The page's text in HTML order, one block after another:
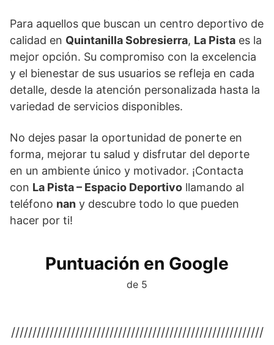
Para aquellos que buscan un centro deportivo de
calidad en Quintanilla Sobresierra, La Pista es la
mejor opción. Su compromiso con la excelencia
y el bienestar de sus usuarios se refleja en cada
detalle, desde la atención personalizada hasta la
variedad de servicios disponibles.
No dejes pasar la oportunidad de ponerte en
forma, mejorar tu salud y disfrutar del deporte
en un ambiente único y motivador. ¡Contacta
con La Pista – Espacio Deportivo llamando al
teléfono nan y descubre todo lo que pueden
hacer por ti!
Puntuación en Google
de 5
///////////////////////////////////////////////////////////